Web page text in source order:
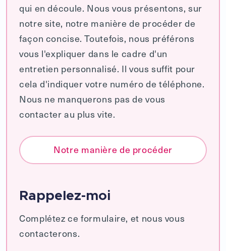
qui en découle. Nous vous présentons, sur
notre site, notre manière de procéder de
façon concise. Toutefois, nous préférons
vous l'expliquer dans le cadre d'un
entretien personnalisé. Il vous suffit pour
cela d'indiquer votre numéro de téléphone.
Nous ne manquerons pas de vous
contacter au plus vite.
Notre manière de procéder
Rappelez-moi
Complétez ce formulaire, et nous vous
contacterons.